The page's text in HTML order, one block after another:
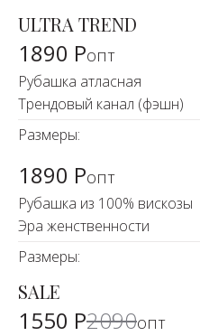
ULTRA TREND
1890 Ропт
Рубашка атласная
Трендовый канал (фэшн)
Размеры:
1890 Ропт
Рубашка из 100% вискозы
Эра женственности
Размеры:
-25%
SALE
1550 Р2090опт